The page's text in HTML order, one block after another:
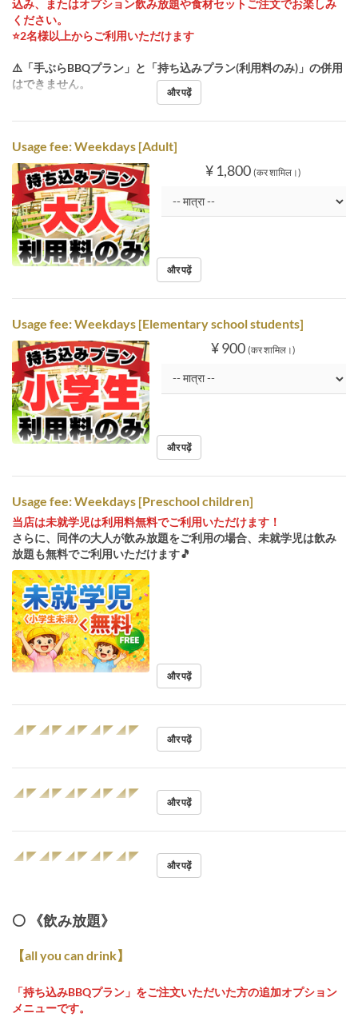
込み、またはオプション飲み放題や食材セットご注文でお楽しみ
ください。
⭐️2名様以上からご利用いただけます
⚠️「手ぶらBBQプラン」と「持ち込みプラン(利用料のみ)」の併用
はできません。
और पढ़ें
Usage fee: Weekdays [Adult]
¥ 1,800 (कर शामिल।)
और पढ़ें
Usage fee: Weekdays [Elementary school students]
¥ 900 (कर शामिल।)
और पढ़ें
Usage fee: Weekdays [Preschool children]
当店は未就学児は利用料無料でご利用いただけます！
さらに、同伴の大人が飲み放題をご利用の場合、未就学児は飲み
放題も無料でご利用いただけます🎵
और पढ़ें
◢◤◢◤◢◤◢◤◢◤
और पढ़ें
◢◤◢◤◢◤◢◤◢◤
और पढ़ें
◢◤◢◤◢◤◢◤◢◤
और पढ़ें
⚪️ 《飲み放題》
【all you can drink】
「持ち込みBBQプラン」をご注文いただいた方の追加オプション
メニューです。